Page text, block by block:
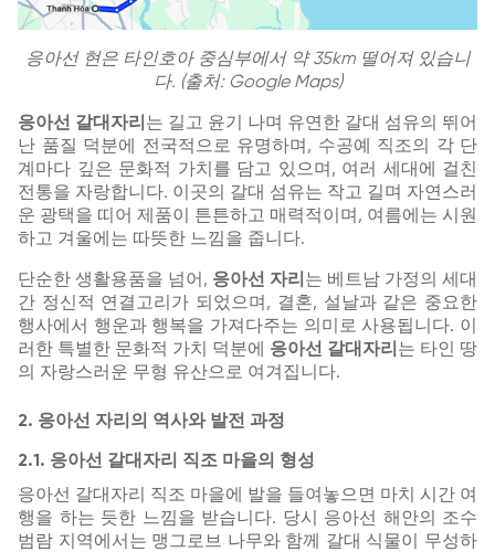
응아선 현은 타인호아 중심부에서 약 35km 떨어져 있습니
다. (출처: Google Maps)
응아선 갈대자리 는 길고 윤기 나며 유연한 갈대 섬유의 뛰어
난 품질 덕분에 전국적으로 유명하며, 수공예 직조의 각 단
계마다 깊은 문화적 가치를 담고 있으며, 여러 세대에 걸친
전통을 자랑합니다. 이곳의 갈대 섬유는 작고 길며 자연스러
운 광택을 띠어 제품이 튼튼하고 매력적이며, 여름에는 시원
하고 겨울에는 따뜻한 느낌을 줍니다.
단순한 생활용품을 넘어, 응아선 자리 는 베트남 가정의 세대
간 정신적 연결고리가 되었으며, 결혼, 설날과 같은 중요한
행사에서 행운과 행복을 가져다주는 의미로 사용됩니다. 이
러한 특별한 문화적 가치 덕분에 응아선 갈대자리 는 타인 땅
의 자랑스러운 무형 유산으로 여겨집니다.
2. 응아선 자리의 역사와 발전 과정
2.1. 응아선 갈대자리 직조 마을의 형성
응아선 갈대자리 직조 마을에 발을 들여놓으면 마치 시간 여
행을 하는 듯한 느낌을 받습니다. 당시 응아선 해안의 조수
범람 지역에서는 맹그로브 나무와 함께 갈대 식물이 무성하